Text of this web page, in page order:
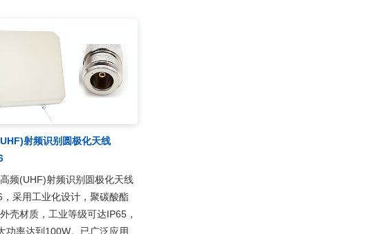
射频识别圆极化天线
频(UHF)射频识别圆极化天线
，采用工业化设计，聚碳酸酯
外壳材质，工业等级可达IP65，
功率达到100W。已广泛应用